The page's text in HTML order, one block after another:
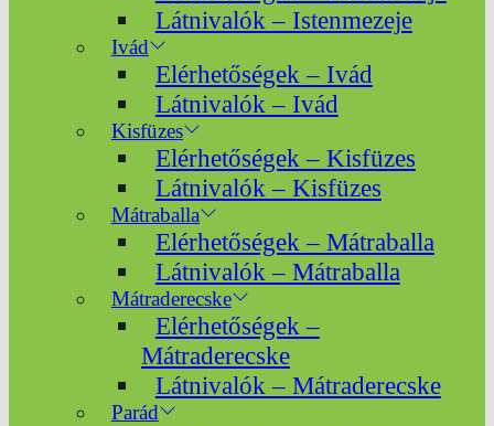
Látnivalók – Istenmezeje
Ivád
Elérhetőségek – Ivád
Látnivalók – Ivád
Kisfüzes
Elérhetőségek – Kisfüzes
Látnivalók – Kisfüzes
Mátraballa
Elérhetőségek – Mátraballa
Látnivalók – Mátraballa
Mátraderecske
Elérhetőségek –
Mátraderecske
Látnivalók – Mátraderecske
Parád